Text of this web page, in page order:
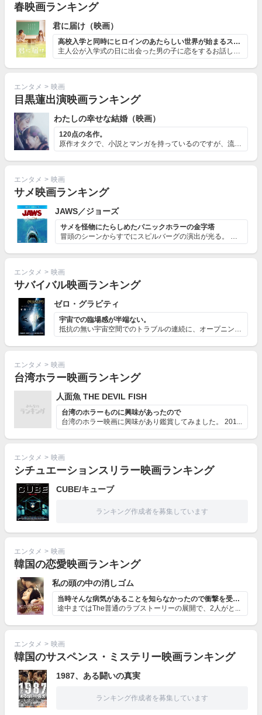
春映画ランキング
君に届け（映画）
高校入学と同時にヒロインのあたらしい世界が始まるストーリー
主人公が入学式の日に出会った男の子に恋をするお話しです...
エンタメ > 映画
目黒蓮出演映画ランキング
わたしの幸せな結婚（映画）
120点の名作。
原作オタクで、小説とマンガを持っているのですが、流石に...
エンタメ > 映画
サメ映画ランキング
JAWS／ジョーズ
サメを怪物にたらしめたパニックホラーの金字塔
冒頭のシーンからすでにスピルバーグの演出が光る。 女性...
エンタメ > 映画
サバイバル映画ランキング
ゼロ・グラビティ
宇宙での臨場感が半端ない。
抵抗の無い宇宙空間でのトラブルの連続に、オープニングか...
エンタメ > 映画
台湾ホラー映画ランキング
人面魚 THE DEVIL FISH
台湾のホラーものに興味があったので
台湾のホラー映画に興味があり鑑賞してみました。 201...
エンタメ > 映画
シチュエーションスリラー映画ランキング
CUBE/キューブ
ランキング作成者を募集しています
エンタメ > 映画
韓国の恋愛映画ランキング
私の頭の中の消しゴム
当時そんな病気があることを知らなかったので衝撃を受けたから。
途中まではThe普通のラブストーリーの展開で、2人がと...
エンタメ > 映画
韓国のサスペンス・ミステリー映画ランキング
1987、ある闘いの真実
ランキング作成者を募集しています